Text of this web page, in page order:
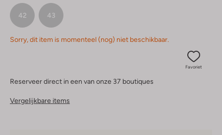
42 43
Sorry, dit item is momenteel (nog) niet beschikbaar.
Favoriet
Reserveer direct in een van onze 37 boutiques
Vergelijkbare items